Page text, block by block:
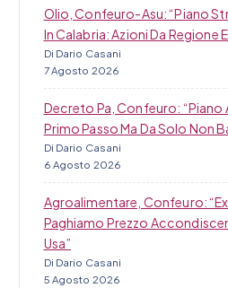
Olio, Confeuro-Asu: “Piano
In Calabria: Azioni Da Regione
Di Dario Casani
7 Agosto 2026
Decreto Pa, Confeuro: “Piano
Primo Passo Ma Da Solo Non
Di Dario Casani
6 Agosto 2026
Agroalimentare, Confeuro:
Paghiamo Prezzo
Usa”
Di Dario Casani
5 Agosto 2026